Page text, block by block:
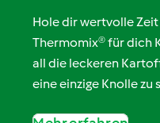
Hole dir wertvolle
Thermomix® für dich
all die leckeren
eine einzige Knolle zu